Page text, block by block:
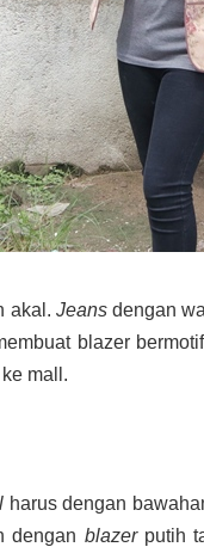
akal. Jeansdengan
blazer
mall.
harus dengan
dengan blazerputih